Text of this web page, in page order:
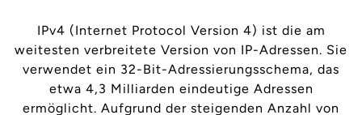
IPv4 (Internet Protocol Version 4) ist die am
weitesten verbreitete Version von IP-Adressen. Sie
verwendet ein 32-Bit-Adressierungsschema, das
etwa 4,3 Milliarden eindeutige Adressen
ermöglicht. Aufgrund der steigenden Anzahl von